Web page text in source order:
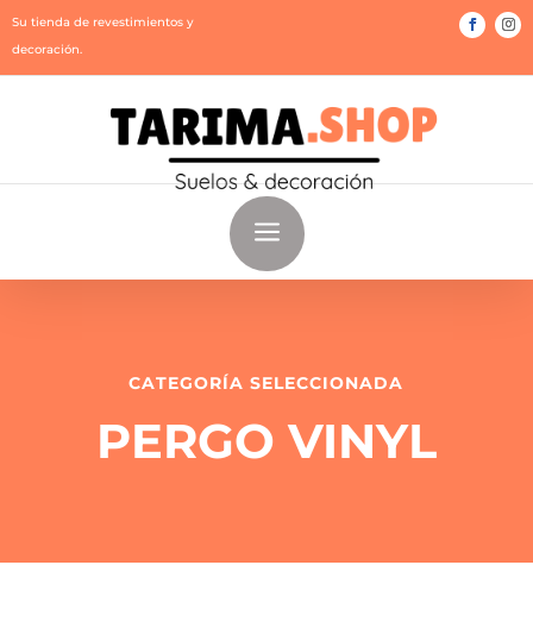
Su tienda de revestimientos y
decoración.
a
CATEGORÍA SELECCIONADA
PERGO VINYL